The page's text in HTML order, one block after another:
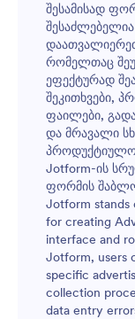
შესამისად
რომელთაც
ეფექტურად
შეკითხვები,
ფაილები,
და მრავალი
Jotform-ის
ფორმის
Jotform stands
for creating
interface and
Jotform, users
specific
collection
data entry